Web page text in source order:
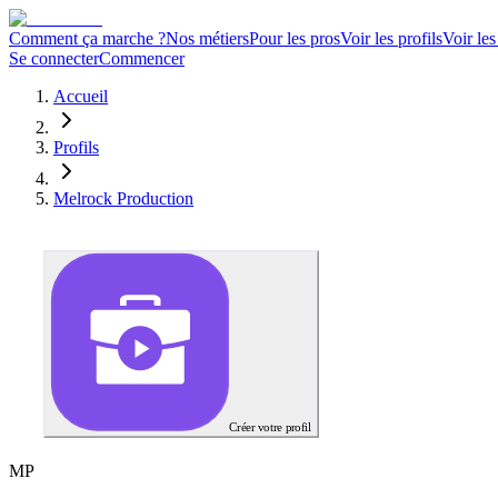
Comment ça marche ?Nos métiersPour les prosVoir les profilsVoir
Se connecterCommencer
Accueil
Profils
Melrock Production
Créer votre profil
MP